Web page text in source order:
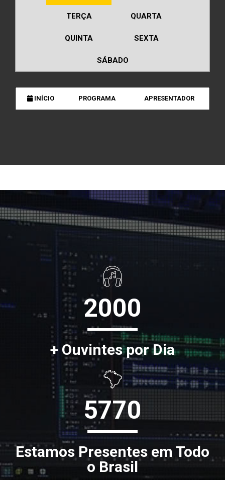
TERÇA QUARTA
QUINTA SEXTA
SÁBADO
INÍCIO PROGRAMA APRESENTADOR
2000
+ Ouvintes por Dia
5770
Estamos Presentes em Todo
o Brasil